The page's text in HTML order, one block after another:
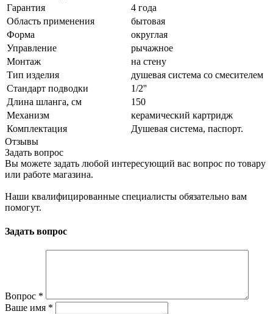
Гарантия
4 года
Область применения
бытовая
Форма
округлая
Управление
рычажное
Монтаж
на стену
Тип изделия
душевая система со смесителем
Стандарт подводки
1/2''
Длина шланга, см
150
Механизм
керамический картридж
Комплектация
Душевая система, паспорт.
Отзывы
Задать вопрос
Вы можете задать любой интересующий вас вопрос по товару
или работе магазина.
Наши квалифицированные специалисты обязательно вам
помогут.
Задать вопрос
Вопрос *
Ваше имя *